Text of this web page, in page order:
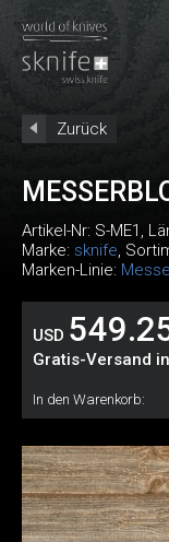
Zurück
Artikel-Nr: S-ME1 ,
Marke: sknife,
Marken-Linie:
USD
Gratis-Versand
In den Warenkorb: